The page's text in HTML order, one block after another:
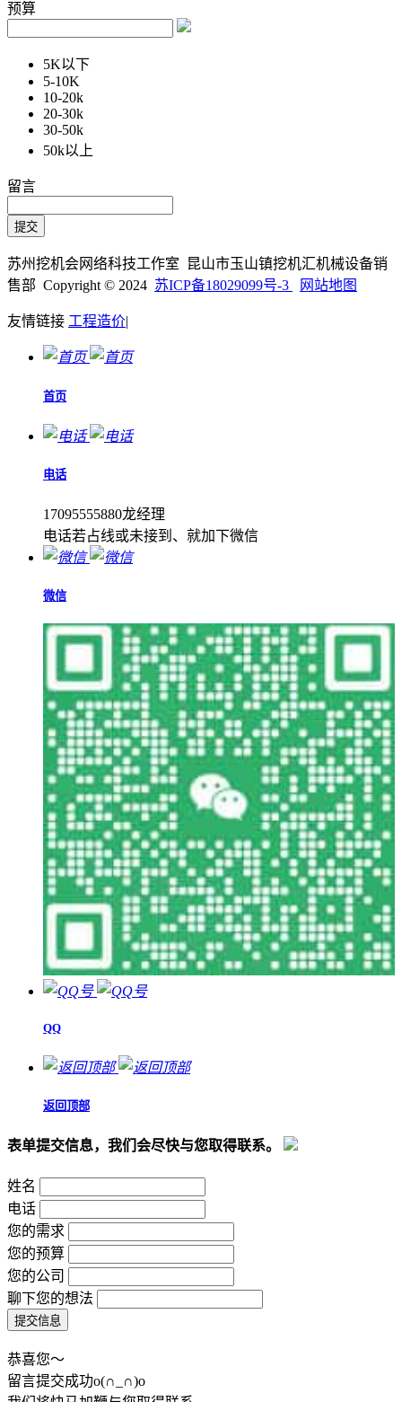
预算
5K以下
5-10K
10-20k
20-30k
30-50k
50k以上
留言
苏州挖机会网络科技工作室 昆山市玉山镇挖机汇机械设备销
售部 Copyright © 2024 苏ICP备18029099号-3 网站地图
友情链接 工程造价|
首页
电话
17095555880龙经理
电话若占线或未接到、就加下微信
微信
QQ
返回顶部
表单提交信息，我们会尽快与您取得联系。
姓名
电话
您的需求
您的预算
您的公司
聊下您的想法
恭喜您～
留言提交成功o(∩_∩)o